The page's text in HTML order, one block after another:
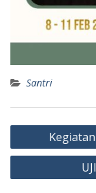
Santri
Navigasi
pos